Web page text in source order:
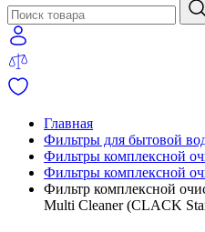
Главная
Фильтры для бытовой
Фильтры комплексной
Фильтры комплексной
Фильтр комплексной
Multi Cleaner (CLACK